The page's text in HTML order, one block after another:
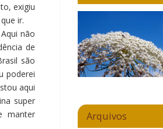
exigiu
ir.
não
de
são
poderei
aqui
super
manter
Arquivos